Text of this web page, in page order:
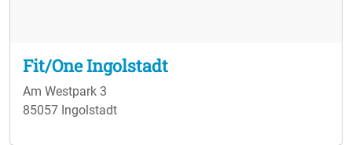
Fit/One Ingolstadt
Am Westpark 3
85057 Ingolstadt